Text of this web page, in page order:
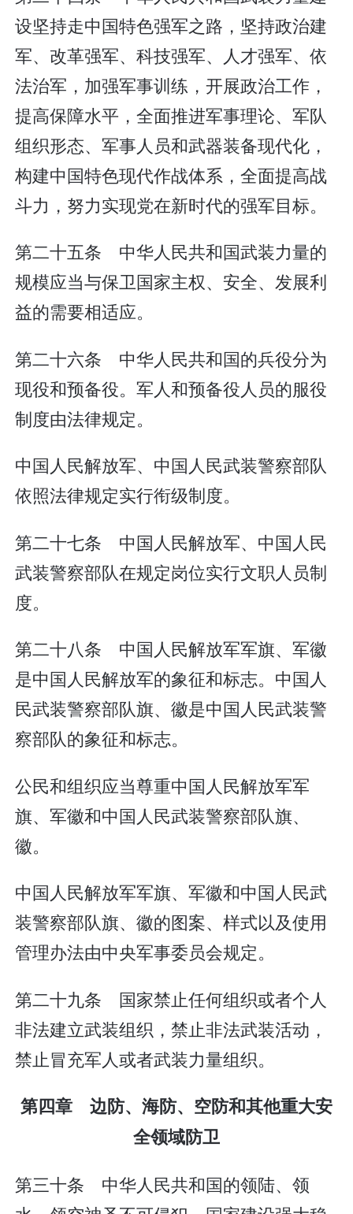
设坚持走中国特色强军之路，坚持政治建
军、改革强军、科技强军、人才强军、依
法治军，加强军事训练，开展政治工作，
提高保障水平，全面推进军事理论、军队
组织形态、军事人员和武器装备现代化，
构建中国特色现代作战体系，全面提高战
斗力，努力实现党在新时代的强军目标。
第二十五条 中华人民共和国武装力量的
规模应当与保卫国家主权、安全、发展利
益的需要相适应。
第二十六条 中华人民共和国的兵役分为
现役和预备役。军人和预备役人员的服役
制度由法律规定。
中国人民解放军、中国人民武装警察部队
依照法律规定实行衔级制度。
第二十七条 中国人民解放军、中国人民
武装警察部队在规定岗位实行文职人员制
度。
第二十八条 中国人民解放军军旗、军徽
是中国人民解放军的象征和标志。中国人
民武装警察部队旗、徽是中国人民武装警
察部队的象征和标志。
公民和组织应当尊重中国人民解放军军
旗、军徽和中国人民武装警察部队旗、
徽。
中国人民解放军军旗、军徽和中国人民武
装警察部队旗、徽的图案、样式以及使用
管理办法由中央军事委员会规定。
第二十九条 国家禁止任何组织或者个人
非法建立武装组织，禁止非法武装活动，
禁止冒充军人或者武装力量组织。
第四章 边防、海防、空防和其他重大安
全领域防卫
第三十条 中华人民共和国的领陆、领